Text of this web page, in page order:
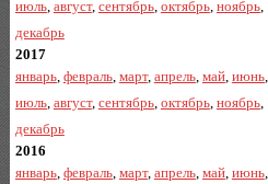
июль, август, сентябрь, октябрь, ноябрь,
декабрь
2017
январь, февраль, март, апрель, май, июнь,
июль, август, сентябрь, октябрь, ноябрь,
декабрь
2016
январь, февраль, март, апрель, май, июнь,